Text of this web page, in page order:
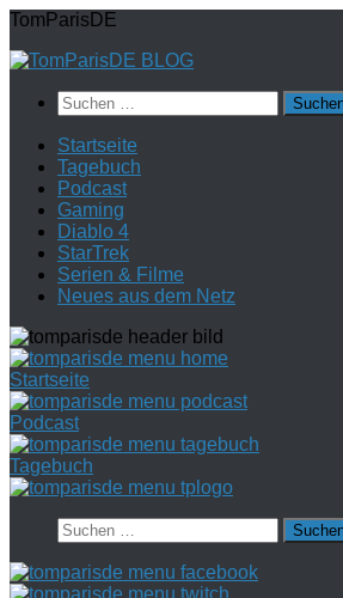
Zum
springen
TomParisDE
Suchen
nach:
Startseite
Tagebuch
Podcast
Gaming
Diablo 4
StarTrek
Serien & Filme
Neues aus dem Netz
Startseite
Podcast
Tagebuch
Suchen
nach: